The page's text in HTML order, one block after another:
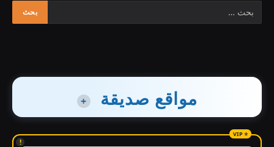
مواقع صديقة +
!